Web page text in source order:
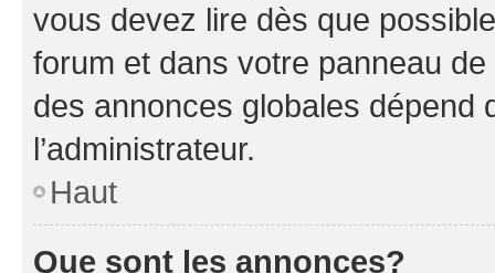
vous devez lire dès que
forum et dans votre panneau
des annonces globales dépend
l’administrateur.
Haut
Que sont les annonces?